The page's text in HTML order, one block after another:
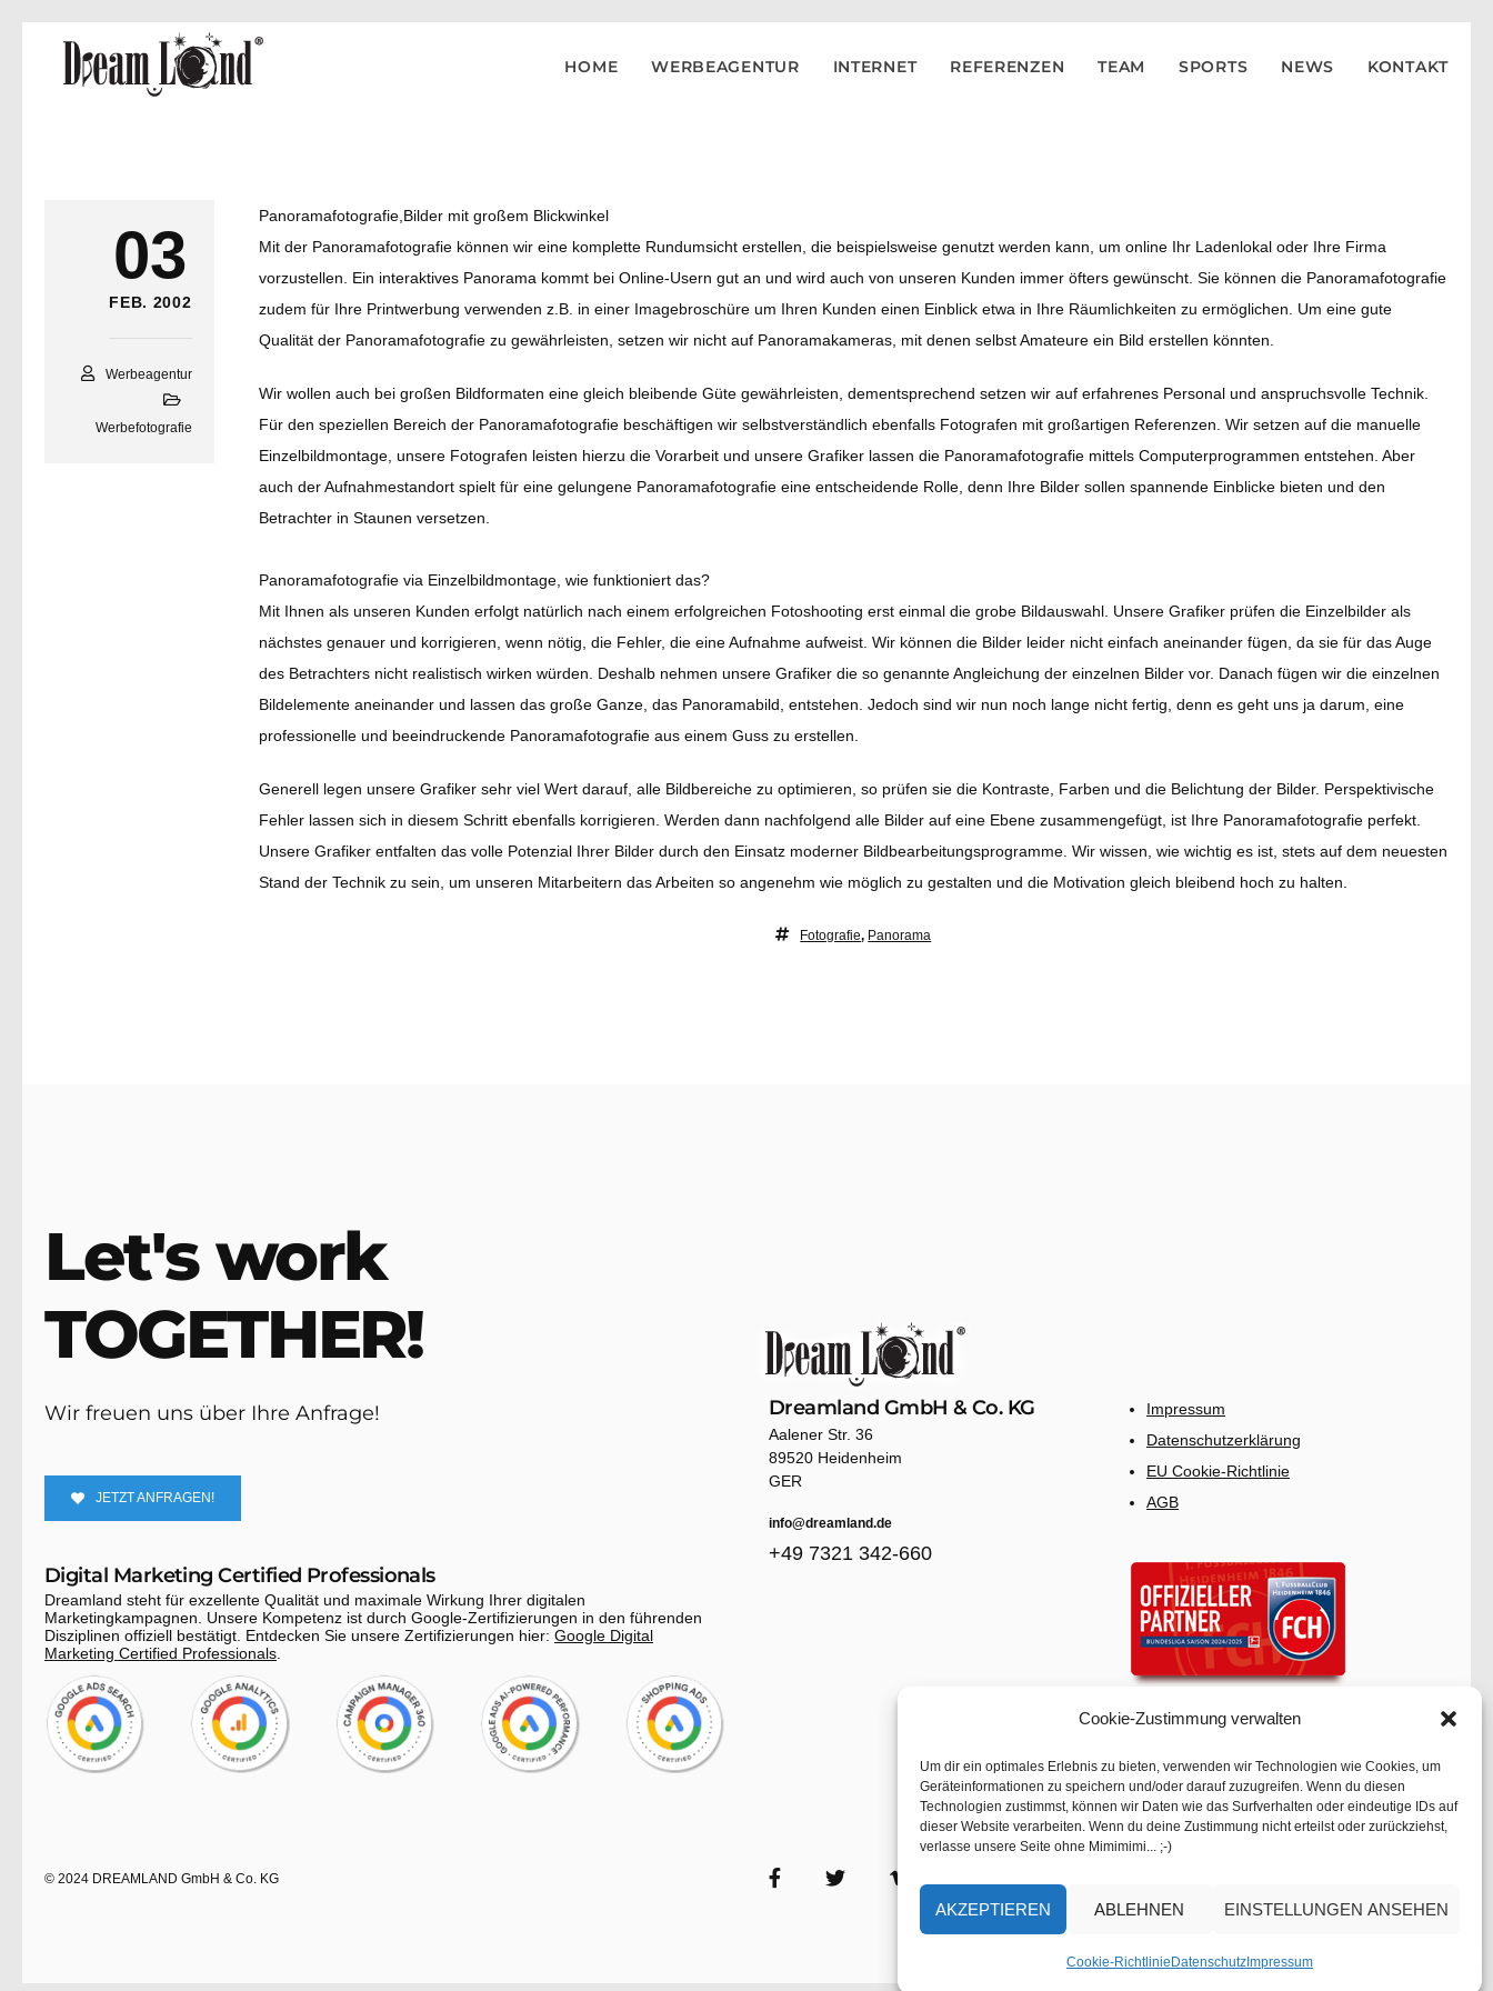
Cookie-Zustimmung verwalten
Um dir ein optimales Erlebnis zu bieten, verwenden wir Technologien wie Cookies, um
Geräteinformationen zu speichern und/oder darauf zuzugreifen. Wenn du diesen
Technologien zustimmst, können wir Daten wie das Surfverhalten oder eindeutige IDs auf
dieser Website verarbeiten. Wenn du deine Zustimmung nicht erteilst oder zurückziehst,
verlasse unsere Seite ohne Mimimimi... ;-)
AKZEPTIEREN ABLEHNEN EINSTELLUNGEN ANSEHEN
Cookie-Richtlinie DatenschutzImpressum
HOME WERBEAGENTUR INTERNET REFERENZEN TEAM SPORTS NEWS KONTAKT
03
FEB. 2002
Werbeagentur
Werbefotografie
Panoramafotografie,Bilder mit großem Blickwinkel
Mit der Panoramafotografie können wir eine komplette Rundumsicht erstellen, die beispielsweise genutzt werden kann, um online Ihr Ladenlokal oder Ihre Firma
vorzustellen. Ein interaktives Panorama kommt bei Online-Usern gut an und wird auch von unseren Kunden immer öfters gewünscht. Sie können die Panoramafotografie
zudem für Ihre Printwerbung verwenden z.B. in einer Imagebroschüre um Ihren Kunden einen Einblick etwa in Ihre Räumlichkeiten zu ermöglichen. Um eine gute
Qualität der Panoramafotografie zu gewährleisten, setzen wir nicht auf Panoramakameras, mit denen selbst Amateure ein Bild erstellen könnten.
Wir wollen auch bei großen Bildformaten eine gleich bleibende Güte gewährleisten, dementsprechend setzen wir auf erfahrenes Personal und anspruchsvolle Technik.
Für den speziellen Bereich der Panoramafotografie beschäftigen wir selbstverständlich ebenfalls Fotografen mit großartigen Referenzen. Wir setzen auf die manuelle
Einzelbildmontage, unsere Fotografen leisten hierzu die Vorarbeit und unsere Grafiker lassen die Panoramafotografie mittels Computerprogrammen entstehen. Aber
auch der Aufnahmestandort spielt für eine gelungene Panoramafotografie eine entscheidende Rolle, denn Ihre Bilder sollen spannende Einblicke bieten und den
Betrachter in Staunen versetzen.
Panoramafotografie via Einzelbildmontage, wie funktioniert das?
Mit Ihnen als unseren Kunden erfolgt natürlich nach einem erfolgreichen Fotoshooting erst einmal die grobe Bildauswahl. Unsere Grafiker prüfen die Einzelbilder als
nächstes genauer und korrigieren, wenn nötig, die Fehler, die eine Aufnahme aufweist. Wir können die Bilder leider nicht einfach aneinander fügen, da sie für das Auge
des Betrachters nicht realistisch wirken würden. Deshalb nehmen unsere Grafiker die so genannte Angleichung der einzelnen Bilder vor. Danach fügen wir die einzelnen
Bildelemente aneinander und lassen das große Ganze, das Panoramabild, entstehen. Jedoch sind wir nun noch lange nicht fertig, denn es geht uns ja darum, eine
professionelle und beeindruckende Panoramafotografie aus einem Guss zu erstellen.
Generell legen unsere Grafiker sehr viel Wert darauf, alle Bildbereiche zu optimieren, so prüfen sie die Kontraste, Farben und die Belichtung der Bilder. Perspektivische
Fehler lassen sich in diesem Schritt ebenfalls korrigieren. Werden dann nachfolgend alle Bilder auf eine Ebene zusammengefügt, ist Ihre Panoramafotografie perfekt.
Unsere Grafiker entfalten das volle Potenzial Ihrer Bilder durch den Einsatz moderner Bildbearbeitungsprogramme. Wir wissen, wie wichtig es ist, stets auf dem neuesten
Stand der Technik zu sein, um unseren Mitarbeitern das Arbeiten so angenehm wie möglich zu gestalten und die Motivation gleich bleibend hoch zu halten.
Fotografie, Panorama
Let's work
TOGETHER!
Wir freuen uns über Ihre Anfrage!
JETZT ANFRAGEN!
Digital Marketing Certified Professionals
Dreamland steht für exzellente Qualität und maximale Wirkung Ihrer digitalen
Marketingkampagnen. Unsere Kompetenz ist durch Google-Zertifizierungen in den führenden
Disziplinen offiziell bestätigt. Entdecken Sie unsere Zertifizierungen hier: Google Digital
Marketing Certified Professionals.
Dreamland GmbH & Co. KG
Aalener Str. 36
89520 Heidenheim
GER
info@dreamland.de
+49 7321 342-660
Impressum
Datenschutzerklärung
EU Cookie-Richtlinie
AGB
© 2024 DREAMLAND GmbH & Co. KG